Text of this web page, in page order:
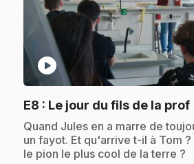
play_circle
E8 : Le jour du fils de la prof.
.Quand Jules en a marre de
un fayot. Et qu'arrive t-il à Tom
le pion le plus cool de la terre ?